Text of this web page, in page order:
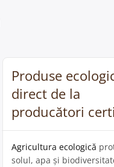
Produse
direct de la
producători
Agricultura ecologică
solul, apa și